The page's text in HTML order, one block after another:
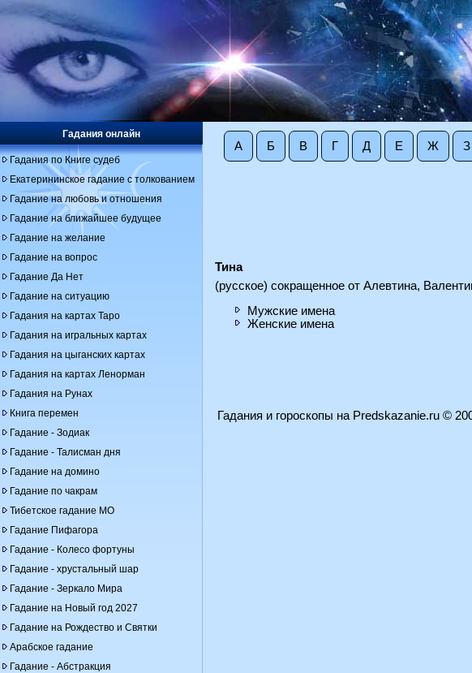
А Б В Г Д Е Ж З
Тина
(русское) сокращенное от Алевтина,
Мужские имена
Женские имена
Гадания онлайн
Гадания по Книге судеб
Екатерининское гадание с толкованием
Гадание на любовь и отношения
Гадание на ближайшее будущее
Гадание на желание
Гадание на вопрос
Гадание Да Нет
Гадание на ситуацию
Гадания на картах Таро
Гадания на игральных картах
Гадания на цыганских картах
Гадания на картах Ленорман
Гадания на Рунах
Книга перемен
Гадание - Зодиак
Гадание - Талисман дня
Гадание на домино
Гадание по чакрам
Тибетское гадание МО
Гадание Пифагора
Гадание - Колесо фортуны
Гадание - хрустальный шар
Гадание - Зеркало Мира
Гадание на Новый год 2027
Гадание на Рождество и Святки
Арабское гадание
Гадание - Абстракция
Гадания и гороскопы на Predskazanie.ru©